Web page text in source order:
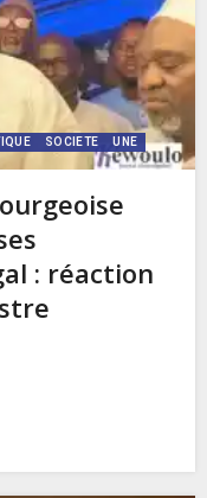
SOCIETE UNE
: réaction